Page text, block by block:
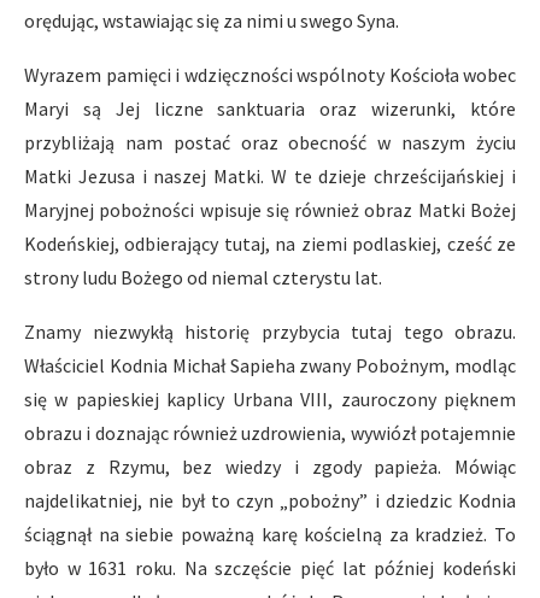
orędując, wstawiając się za nimi u swego Syna.
Wyrazem pamięci i wdzięczności wspólnoty Kościoła wobec
Maryi są Jej liczne sanktuaria oraz wizerunki, które
przybliżają nam postać oraz obecność w naszym życiu
Matki Jezusa i naszej Matki. W te dzieje chrześcijańskiej i
Maryjnej pobożności wpisuje się również obraz Matki Bożej
Kodeńskiej, odbierający tutaj, na ziemi podlaskiej, cześć ze
strony ludu Bożego od niemal czterystu lat.
Znamy niezwykłą historię przybycia tutaj tego obrazu.
Właściciel Kodnia Michał Sapieha zwany Pobożnym, modląc
się w papieskiej kaplicy Urbana VIII, zauroczony pięknem
obrazu i doznając również uzdrowienia, wywiózł potajemnie
obraz z Rzymu, bez wiedzy i zgody papieża. Mówiąc
najdelikatniej, nie był to czyn „pobożny” i dziedzic Kodnia
ściągnął na siebie poważną karę kościelną za kradzież. To
było w 1631 roku. Na szczęście pięć lat później kodeński